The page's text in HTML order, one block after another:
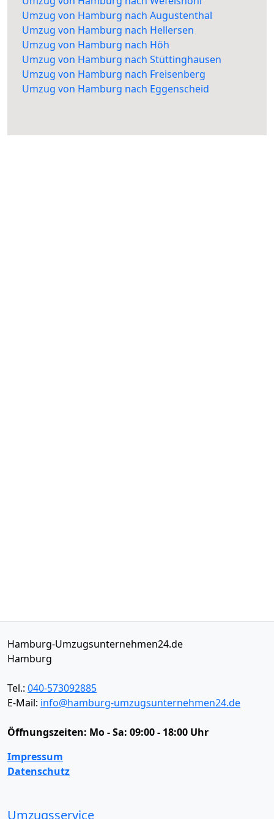
Umzug von Hamburg nach Augustenthal
Umzug von Hamburg nach Hellersen
Umzug von Hamburg nach Höh
Umzug von Hamburg nach Stüttinghausen
Umzug von Hamburg nach Freisenberg
Umzug von Hamburg nach Eggenscheid
Hamburg-Umzugsunternehmen24.de
Hamburg
Tel.: 040-573092885
E-Mail: info@hamburg-umzugsunternehmen24.de
Öffnungszeiten: Mo - Sa: 09:00 - 18:00 Uhr
Impressum
Datenschutz
Umzugsservice